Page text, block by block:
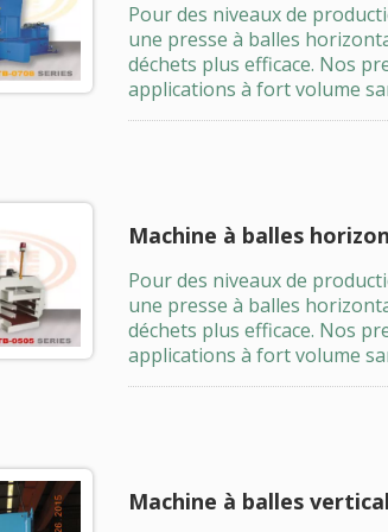
Pour des niveaux de
une presse à balles
déchets plus efficace. Nos
applications à fort volume
Machine à balles
Pour des niveaux de
une presse à balles
déchets plus efficace. Nos
applications à fort volume
Machine à balles